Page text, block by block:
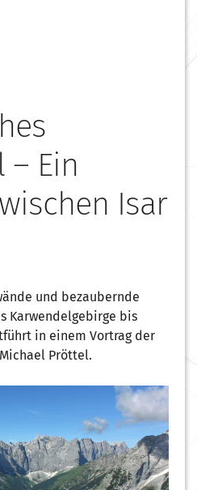
– Ein
Isar
und bezaubernde
Karwendelgebirge bis
in einem Vortrag der
Pröttel.